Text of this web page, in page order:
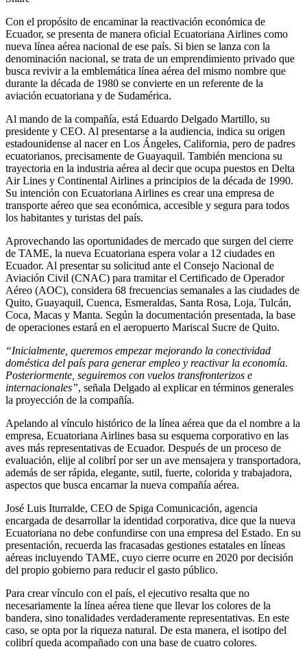
Con el propósito de encaminar la reactivación económica de
Ecuador, se presenta de manera oficial Ecuatoriana Airlines como
nueva línea aérea nacional de ese país. Si bien se lanza con la
denominación nacional, se trata de un emprendimiento privado que
busca revivir a la emblemática línea aérea del mismo nombre que
durante la década de 1980 se convierte en un referente de la
aviación ecuatoriana y de Sudamérica.
Al mando de la compañía, está Eduardo Delgado Martillo, su
presidente y CEO. Al presentarse a la audiencia, indica su origen
estadounidense al nacer en Los Ángeles, California, pero de padres
ecuatorianos, precisamente de Guayaquil. También menciona su
trayectoria en la industria aérea al decir que ocupa puestos en Delta
Air Lines y Continental Airlines a principios de la década de 1990.
Su intención con Ecuatoriana Airlines es crear una empresa de
transporte aéreo que sea económica, accesible y segura para todos
los habitantes y turistas del país.
Aprovechando las oportunidades de mercado que surgen del cierre
de TAME, la nueva Ecuatoriana espera volar a 12 ciudades en
Ecuador. Al presentar su solicitud ante el Consejo Nacional de
Aviación Civil (CNAC) para tramitar el Certificado de Operador
Aéreo (AOC), considera 68 frecuencias semanales a las ciudades de
Quito, Guayaquil, Cuenca, Esmeraldas, Santa Rosa, Loja, Tulcán,
Coca, Macas y Manta. Según la documentación presentada, la base
de operaciones estará en el aeropuerto Mariscal Sucre de Quito.
“Inicialmente, queremos empezar mejorando la conectividad
doméstica del país para generar empleo y reactivar la economía.
Posteriormente, seguiremos con vuelos transfronterizos e
internacionales”, señala Delgado al explicar en términos generales
la proyección de la compañía.
Apelando al vínculo histórico de la línea aérea que da el nombre a la
empresa, Ecuatoriana Airlines basa su esquema corporativo en las
aves más representativas de Ecuador. Después de un proceso de
evaluación, elije al colibrí por ser un ave mensajera y transportadora,
además de ser rápida, elegante, sutil, fuerte, colorida y trabajadora,
aspectos que busca encarnar la nueva compañía aérea.
José Luis Iturralde, CEO de Spiga Comunicación, agencia
encargada de desarrollar la identidad corporativa, dice que la nueva
Ecuatoriana no debe confundirse con una empresa del Estado. En su
presentación, recuerda las fracasadas gestiones estatales en líneas
aéreas incluyendo TAME, cuyo cierre ocurre en 2020 por decisión
del propio gobierno para reducir el gasto público.
Para crear vínculo con el país, el ejecutivo resalta que no
necesariamente la línea aérea tiene que llevar los colores de la
bandera, sino tonalidades verdaderamente representativas. En este
caso, se opta por la riqueza natural. De esta manera, el isotipo del
colibrí queda acompañado con una base de cuatro colores.